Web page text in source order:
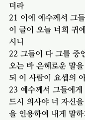
더라
21 이에 예수께서 그
이 글이 오늘 너희 귀
시니
22 그들이 다 그를 증
오는 바 은혜로운 말
되 이 사람이 요셉의
23 예수께서 그들에
드시 의사야 너 자신
을 인용하여 내게 말